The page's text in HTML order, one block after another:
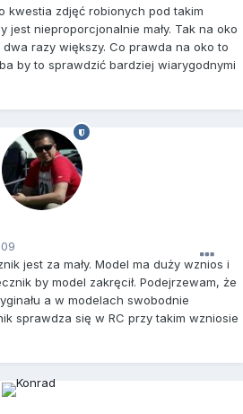
kwestia zdjęć robionych pod takim
jest nieproporcjonalnie mały. Tak na oko
razy większy. Co prawda na oko to
by to sprawdzić bardziej wiarygodnymi
jest za mały. Model ma duży wznios i
by model zakręcił. Podejrzewam, że
a w modelach swobodnie
sprawdza się w RC przy takim wzniosie